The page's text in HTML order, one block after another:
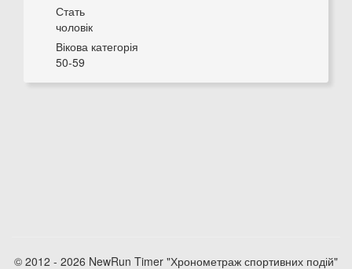
Стать
чоловік
Вікова категорія
50-59
© 2012 - 2026 NewRun Timer "Хронометраж спортивних подій"